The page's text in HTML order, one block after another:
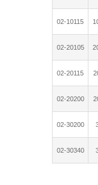
02-10115
02-20105
02-20115
02-20200
02-30200
02-30340